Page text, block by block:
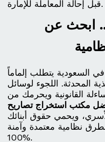
قبل إحالة المعاملة للإمارة.
ابحث عن
السعودية يتطلب إلماماً
المحدثة. اللجوء لوسائل
القانونية ويحرمك من
مكتب استخراج تصاريح
ويحمي حقوق أبنائك
نظامية معتمدة وآمنة
100%.